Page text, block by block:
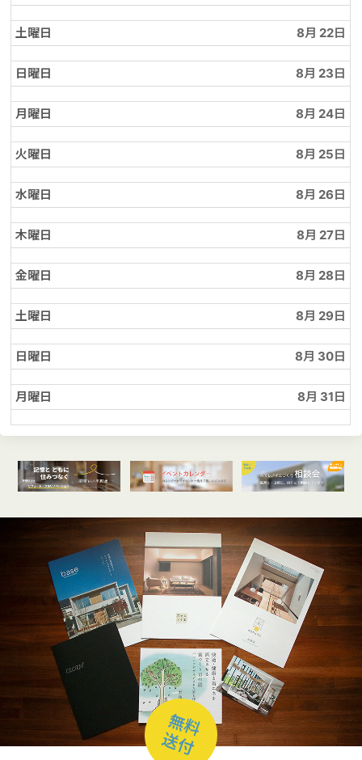
土曜日 8月 22
日曜日 8月 23
月曜日 8月 24
火曜日 8月 25
水曜日 8月 26
木曜日 8月 27
金曜日 8月 28
土曜日 8月 29
日曜日 8月 30
月曜日 8月 31
オンライン
開催受付中
無料
送付